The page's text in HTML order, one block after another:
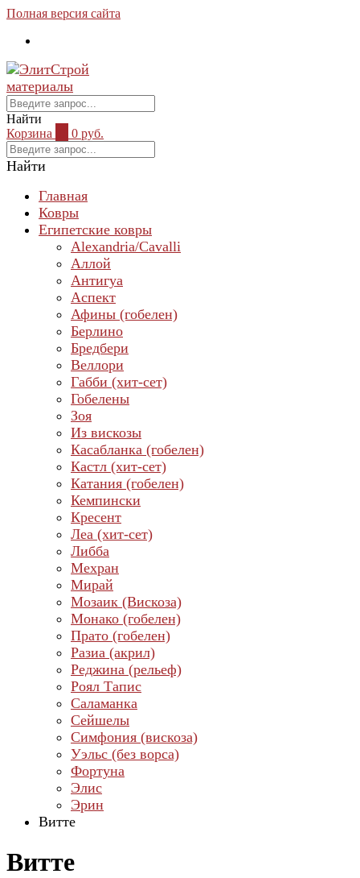
Полная версия сайта
Найти
Корзина
0 руб.
Найти
Главная
Ковры
Египетские ковры
Alexandria/Cavalli
Аллой
Антигуа
Аспект
Афины (гобелен)
Берлино
Бредбери
Веллори
Габби (хит-сет)
Гобелены
Зоя
Из вискозы
Касабланка (гобелен)
Кастл (хит-сет)
Катания (гобелен)
Кемпински
Кресент
Леа (хит-сет)
Либба
Мехран
Мирай
Мозаик (Вискоза)
Монако (гобелен)
Прато (гобелен)
Разиа (акрил)
Реджина (рельеф)
Роял Тапис
Саламанка
Сейшелы
Симфония (вискоза)
Уэльс (без ворса)
Фортуна
Элис
Эрин
Витте
Витте